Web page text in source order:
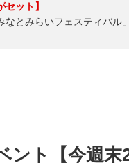
セット】
なとみらいフェスティバル
ト【今週末